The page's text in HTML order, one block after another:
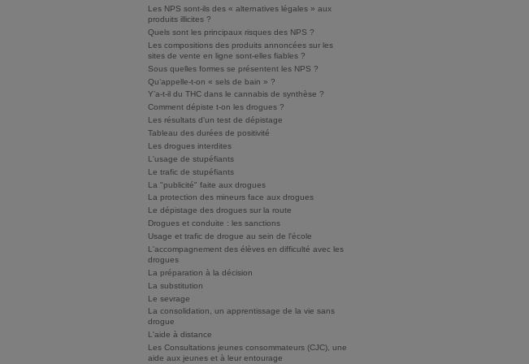
Les NPS sont-ils des « alternatives légales » aux
produits illicites ?
Quels sont les principaux risques des NPS ?
Les compositions des produits annoncées sur les
sites de vente en ligne sont-elles fiables ?
Sous quelles formes se présentent les NPS ?
Qu’appelle-t-on « sels de bain » ?
Y’a-t-il du THC dans le cannabis de synthèse ?
Comment dépiste t-on les drogues ?
Les résultats d'un test de dépistage
Tableau des durées de positivité
Les drogues interdites
L'usage de stupéfiants
Le trafic de stupéfiants
La "publicité" faite aux drogues
La protection des mineurs face aux drogues
Le dépistage des drogues sur la route
Drogues et conduite : les sanctions
Usage et trafic de drogue au sein de l'école
L'accompagnement des élèves en difficulté avec les
drogues
La préparation à la décision
La substitution
Le sevrage
La consolidation, un apprentissage de la vie sans
drogue
L'aide à distance
Les Consultations jeunes consommateurs (CJC), une
aide aux jeunes et à leur entourage